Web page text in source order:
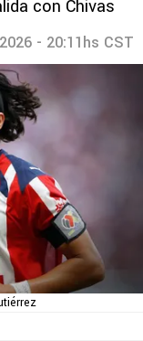
con Chivas
- 20:11hs CST